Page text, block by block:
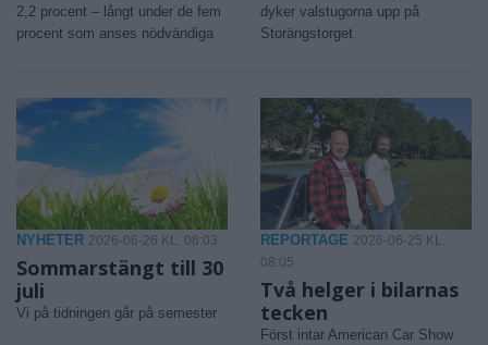
2,2 procent – långt under de fem
procent som anses nödvändiga
dyker valstugorna upp på
Storängstorget
NYHETER 2026-06-26 KL. 08:03
Sommarstängt till 30
juli
Vi på tidningen går på semester
REPORTAGE 2026-06-25 KL.
08:05
Två helger i bilarnas
tecken
Först intar American Car Show